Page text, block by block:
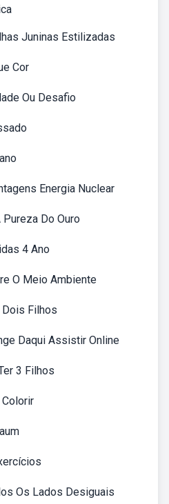
Juninas Estilizadas
Cor
Ou Desafio
Energia Nuclear
Do Ouro
4 Ano
O Meio Ambiente
Dois Filhos
Daqui Assistir Online
3 Filhos
Os Lados Desiguais